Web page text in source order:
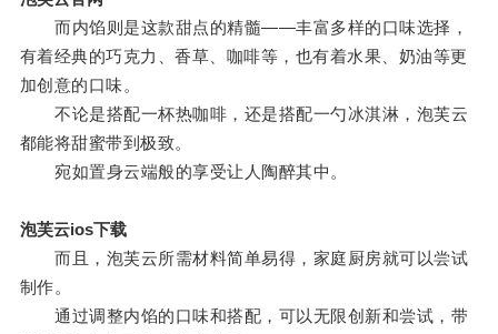
而内馅则是这款甜点的精髓——丰富多样的口味选择，
有着经典的巧克力、香草、咖啡等，也有着水果、奶油等更
加创意的口味。
不论是搭配一杯热咖啡，还是搭配一勺冰淇淋，泡芙云
都能将甜蜜带到极致。
宛如置身云端般的享受让人陶醉其中。
泡芙云ios下载
而且，泡芙云所需材料简单易得，家庭厨房就可以尝试
制作。
通过调整内馅的口味和搭配，可以无限创新和尝试，带